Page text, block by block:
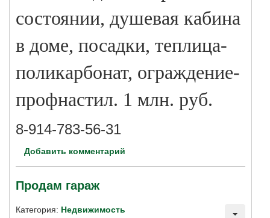
состоянии, душевая кабина
в доме, посадки, теплица-
поликарбонат, ограждение-
профнастил. 1 млн. руб.
8-914-783-56-31
Добавить комментарий
Продам гараж
Категория: Недвижимость